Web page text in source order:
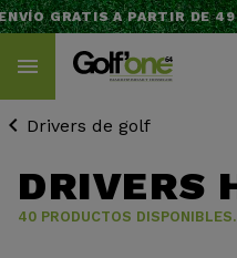
GRATIS A PARTIR DE 49 €
Drivers de golf
DRIVERS
40 PRODUCTOS DISPONIBLES.